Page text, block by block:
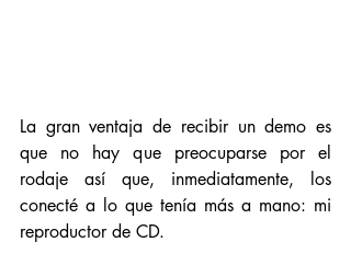
La gran ventaja de recibir un demo es
que no hay que preocuparse por el
rodaje así que, inmediatamente, los
conecté a lo que tenía más a mano: mi
reproductor de CD.